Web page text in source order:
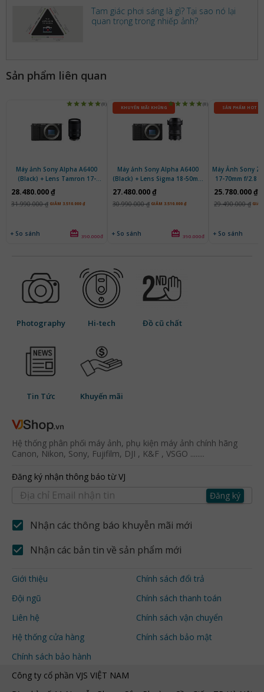
Tam giác phơi sáng là gì? Tại sao nó lại
quan trọng trong nhiếp ảnh?
Sản phẩm liên quan
(8)
Máy ảnh Sony Alpha A6400
(Black) + Lens Tamron 17-
70mm f/2.8 | Chính Hãng
28.480.000 ₫
31.990.000 ₫ GIẢM 3.510.000 ₫
+ So sánh 390.000đ
(8)
Máy ảnh Sony Alpha A6400
(Black) + Lens Sigma 18-50mm
f/2.8 | Chính hãng
27.480.000 ₫
30.990.000 ₫ GIẢM 3.510.000 ₫
+ So sánh 390.000đ
KHUYẾN MÃI KHỦNG
Máy Ảnh Sony
17-70mm f/2.8
25.780.000 ₫
29.490.000 ₫
+ So sánh
SẢN PHẨM HOT
Photography Hi-tech Đồ cũ chất
Tin Tức Khuyến mãi
Hệ thống phân phối máy ảnh, phụ kiện máy ảnh chính hãng
Canon, Nikon, Sony, Fujifilm, DJI , K&F , VSGO ........
Đăng ký nhận thông báo từ VJ
Đăng ký
Nhận các thông báo khuyễn mãi mới
Nhận các bản tin về sản phẩm mới
Giới thiệu
Đội ngũ
Liên hệ
Hệ thống cửa hàng
Chính sách bảo hành
Chính sách đổi trả
Chính sách thanh toán
Chính sách vận chuyển
Chính sách bảo mật
Công ty cổ phần VJS VIỆT NAM